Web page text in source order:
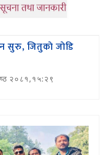
सुरु, जितुकाे जाेडि
२०८१,१५:२९